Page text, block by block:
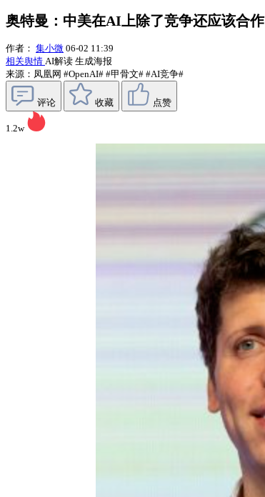
奥特曼：中美在AI上除了竞争还应该合作
作者： 集小微 06-02 11:39
相关舆情 AI解读 生成海报
来源：凤凰网 #OpenAI# #甲骨文# #AI竞争#
评论 收藏 点赞
1.2w